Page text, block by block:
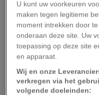
3. Slapen
Twijfel over een
een moeilijke slaper
een vlucht overdag.
een nachtvlucht
U kunt uw voorkeuren
maken tegen legitieme
moment intrekken door
onderaan deze site. Uw
toepassing op deze site
en apparaat.
Wij en onze
verkregen via het
volgende doeleinden: